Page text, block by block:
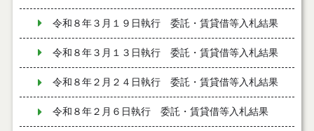
令和８年３月１９日執行 委託・賃貸借等入札結果
令和８年３月１３日執行 委託・賃貸借等入札結果
令和８年２月２４日執行 委託・賃貸借等入札結果
令和８年２月６日執行 委託・賃貸借等入札結果